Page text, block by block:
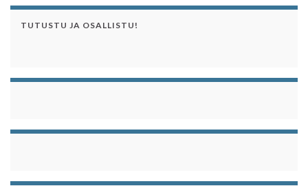
TUTUSTU JA OSALLISTU!